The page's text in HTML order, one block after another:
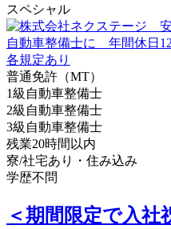
スペシャル
普通免許（MT）
1級自動車整備士
2級自動車整備士
3級自動車整備士
残業20時間以内
寮/社宅あり・住み込み
学歴不問
＜期間限定で入社